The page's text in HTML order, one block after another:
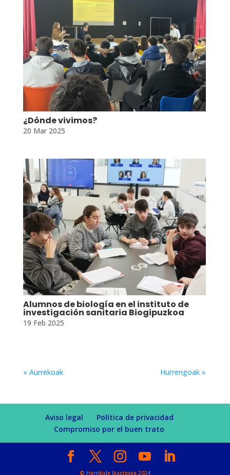
¿Dónde vivimos?
20 Mar 2025
Alumnos de biología en el instituto de
investigación sanitaria Biogipuzkoa
19 Feb 2025
« Aurrekoak Hurrengoak »
Aviso legal
Política de privacidad
Compromiso por el buen trato
© Herrikide Ikastexea 2024